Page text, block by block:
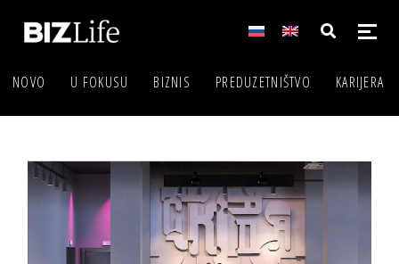
NOVO U FOKUSU BIZNIS PREDUZETNIŠTVO KARIJERA